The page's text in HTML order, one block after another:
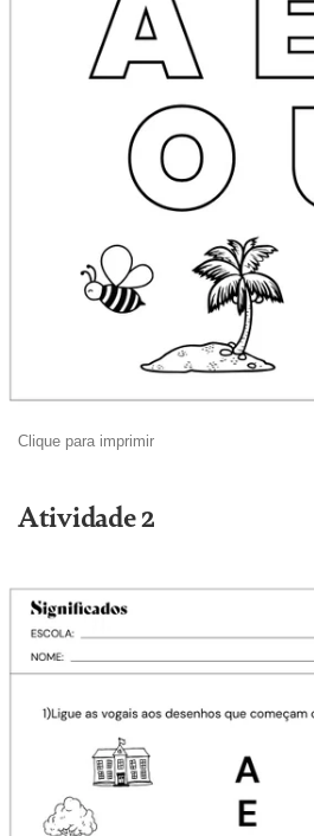
Clique para imprimir
Atividade 2